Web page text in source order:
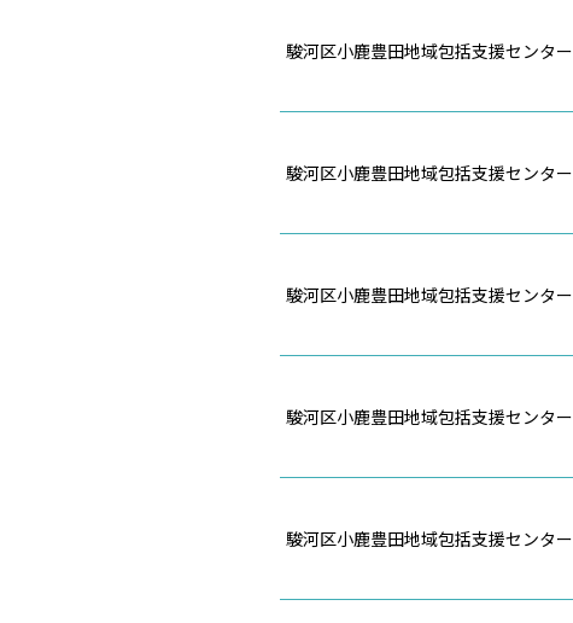
駿河区小鹿豊田地域包括支援センター
駿河区小鹿豊田地域包括支援センター
駿河区小鹿豊田地域包括支援センター
駿河区小鹿豊田地域包括支援センター
駿河区小鹿豊田地域包括支援センター